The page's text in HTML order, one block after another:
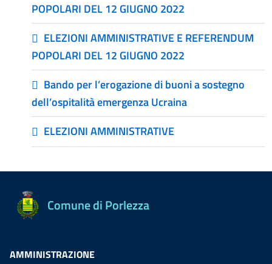
POPOLARI DEL 12 GIUGNO 2022
ELEZIONI AMMINISTRATIVE E REFERENDUM
POPOLARI DEL 12 GIUGNO 2022
Bando per l’erogazione di buoni a sostegno
dell’ospitalità emergenza Ucraina
ELEZIONI AMMINISTRATIVE
Comune di Porlezza
AMMINISTRAZIONE